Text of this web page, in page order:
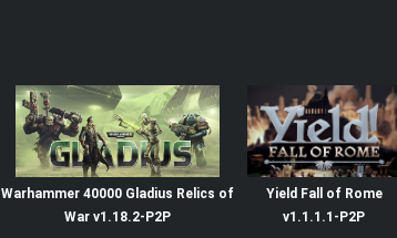
Warhammer 40000 Gladius Relics of
War v1.18.2-P2P
Yield Fall of Rome
v1.1.1.1-P2P